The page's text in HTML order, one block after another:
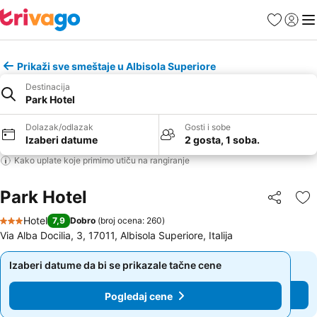
FavoritiPrijavi
Prikaži sve smeštaje u Albisola Superiore
Destinacija
Park Hotel
Dolazak/odlazak
Izaberi datume
Gosti i sobe
2 gosta, 1 soba.
Kako uplate koje primimo utiču na rangiranje
Park Hotel Deli
3 Zvezdice
Hotel 7,9 Dobro (broj ocena: 260)
Via Alba Docilia, 3, 17011, Albisola Superiore, Italija
Izaberi datume da bi se prikazale tačne cene
Pogledaj cene
Izaberi datume da bi se prikazale tačne cene
Pogledaj cene